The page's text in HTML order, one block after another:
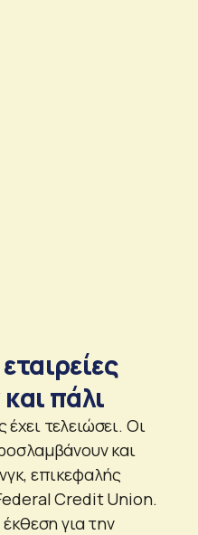
πάλι
τελειώσει. Οι
και
επικεφαλής
Credit Union.
για την